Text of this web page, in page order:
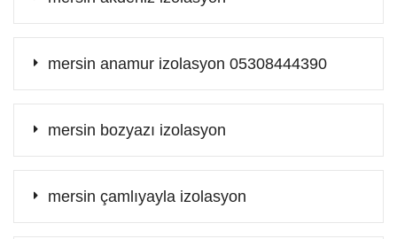
mersin anamur izolasyon 05308444390
mersin bozyazı izolasyon
mersin çamlıyayla izolasyon